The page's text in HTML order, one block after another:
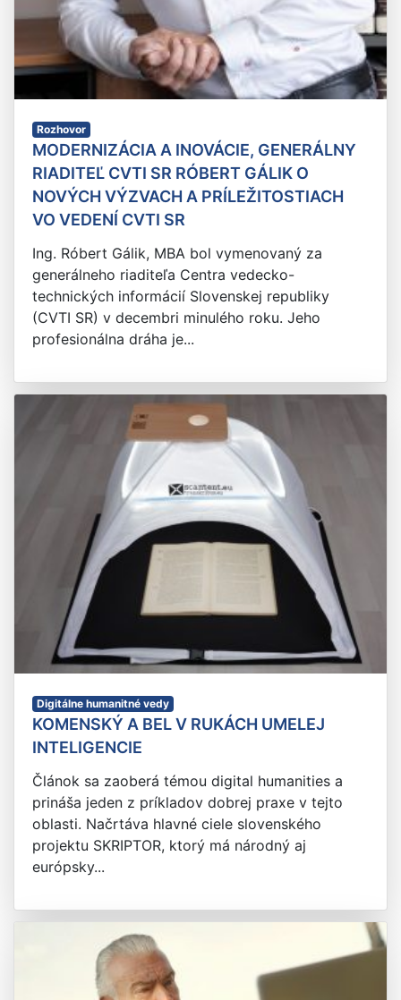
Rozhovor
MODERNIZÁCIA A INOVÁCIE, GENERÁLNY
RIADITEĽ CVTI SR RÓBERT GÁLIK O
NOVÝCH VÝZVACH A PRÍLEŽITOSTIACH
VO VEDENÍ CVTI SR
Ing. Róbert Gálik, MBA bol vymenovaný za
generálneho riaditeľa Centra vedecko-
technických informácií Slovenskej republiky
(CVTI SR) v decembri minulého roku. Jeho
profesionálna dráha je...
Digitálne humanitné vedy
KOMENSKÝ A BEL V RUKÁCH UMELEJ
INTELIGENCIE
Článok sa zaoberá témou digital humanities a
prináša jeden z príkladov dobrej praxe v tejto
oblasti. Načrtáva hlavné ciele slovenského
projektu SKRIPTOR, ktorý má národný aj
európsky...